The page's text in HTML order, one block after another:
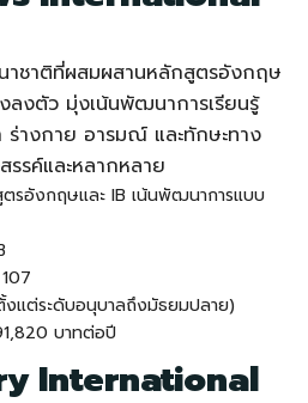
าชาติที่ผสมผสานหลักสูตรอังกฤษ
ลงตัว มุ่งเน้นพัฒนาการเรียนรู้
างกาย อารมณ์ และทักษะทาง
รค์และหลากหลาย
รอังกฤษและ IB เน้นพัฒนาการแบบ
งแต่ระดับอนุบาลถึงมัธยมปลาย)
บาทต่อปี
International